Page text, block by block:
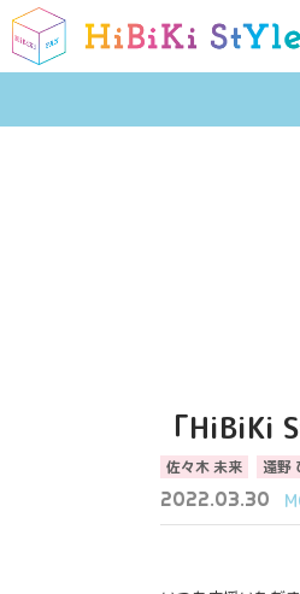
「HiBiKi
佐々木 未来 遠野
2022.03.30